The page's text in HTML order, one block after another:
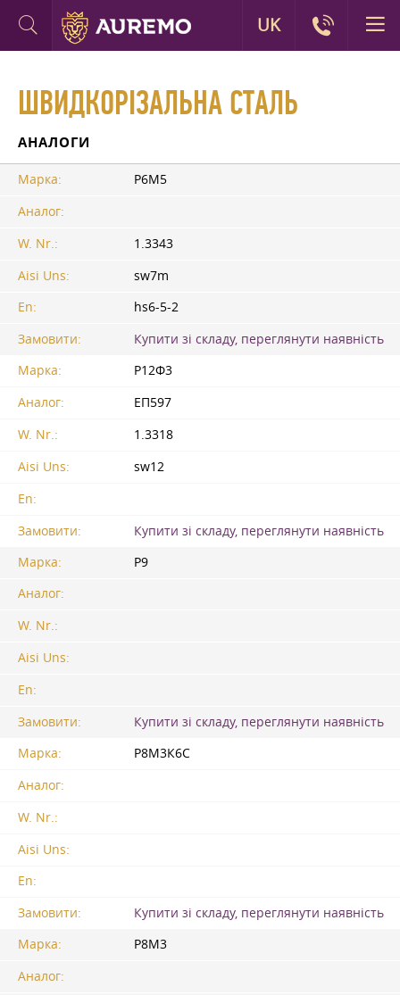
ШВИДКОРІЗАЛЬНА СТАЛЬ
АНАЛОГИ
Марка:
Р6М5
Аналог:
W. Nr.:
1.3343
Aisi Uns:
sw7m
En:
hs6-5-2
Замовити:
Купити зі складу, переглянути наявність
Марка:
Р12Ф3
Аналог:
ЕП597
W. Nr.:
1.3318
Aisi Uns:
sw12
En:
Замовити:
Купити зі складу, переглянути наявність
Марка:
Р9
Аналог:
W. Nr.:
Aisi Uns:
En:
Замовити:
Купити зі складу, переглянути наявність
Марка:
Р8М3К6С
Аналог:
W. Nr.:
Aisi Uns:
En:
Замовити:
Купити зі складу, переглянути наявність
Марка:
Р8М3
Аналог:
UK